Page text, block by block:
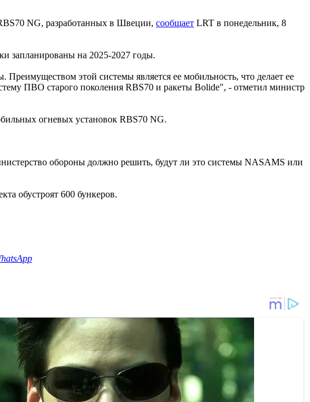
NG, разработанных в Швеции, сообщает LRT в понедельник, 8
запланированы на 2025-2027 годы.
этой системы является ее мобильность, что делает ее
ПВО старого поколения RBS70 и ракеты Bolide", - отметил министр
огневых установок RBS70 NG.
обороны должно решить, будут ли это системы NASAMS или
обустроят 600 бункеров.